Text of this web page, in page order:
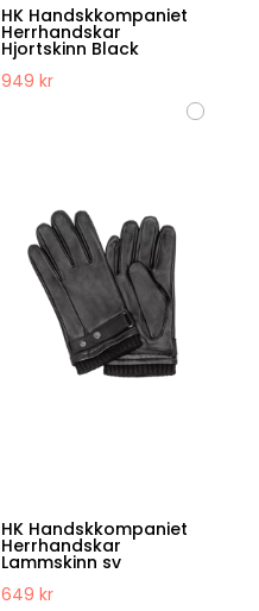
HK Handskkompaniet
Herrhandskar
Hjortskinn Black
949kr
HK Handskkompaniet
Herrhandskar
Lammskinn sv
649kr